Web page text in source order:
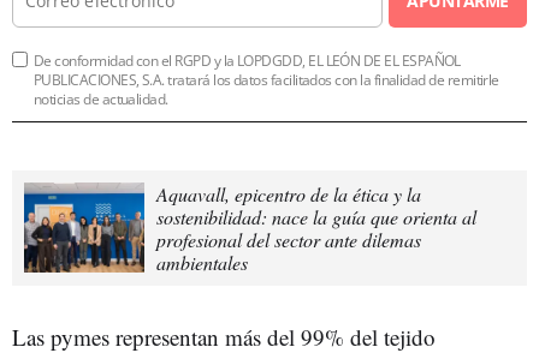
De conformidad con el RGPD y la LOPDGDD, EL LEÓN DE EL ESPAÑOL
PUBLICACIONES, S.A. tratará los datos facilitados con la finalidad de remitirle
noticias de actualidad.
Aquavall, epicentro de la ética y la
sostenibilidad: nace la guía que orienta al
profesional del sector ante dilemas
ambientales
Las pymes representan más del 99% del tejido